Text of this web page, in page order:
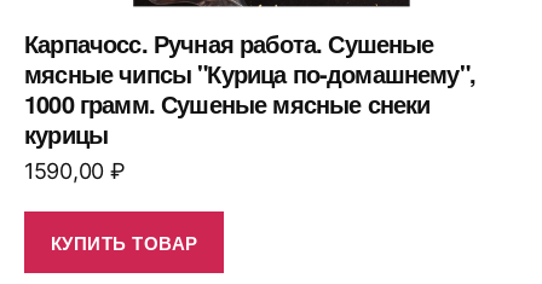
Карпачосс. Ручная работа. Сушеные
мясные чипсы "Курица по-домашнему",
1000 грамм. Сушеные мясные снеки
курицы
1590,00 ₽
КУПИТЬ ТОВАР